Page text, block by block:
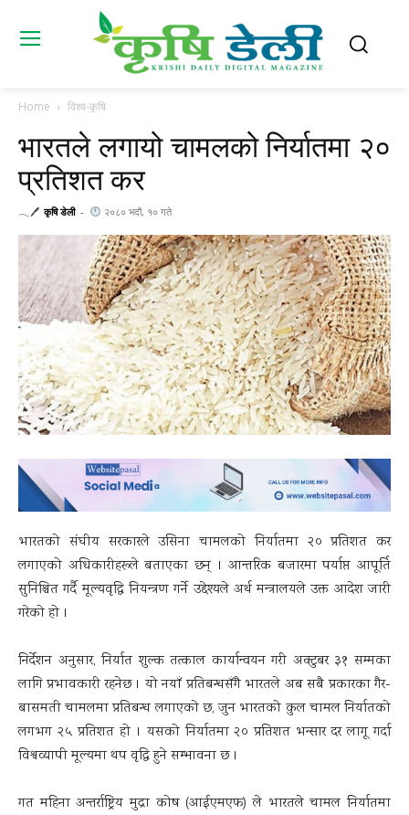
Home विश्व-कृषि
भारतले लगायो चामलको निर्यातमा २०
प्रतिशत कर
𓂃🖊 कृषि डेली - २०८० भदौ, १० गते
भारतको संघीय सरकारले उसिना चामलको निर्यातमा २० प्रतिशत कर
लगाएको अधिकारीहरूले बताएका छन् । आन्तरिक बजारमा पर्याप्त आपूर्ति
सुनिश्चित गर्दै मूल्यवृद्धि नियन्त्रण गर्ने उद्देश्यले अर्थ मन्त्रालयले उक्त आदेश जारी
गरेको हो ।
निर्देशन अनुसार, निर्यात शुल्क तत्काल कार्यान्वयन गरी अक्टुबर ३१ सम्मका
लागि प्रभावकारी रहनेछ । यो नयाँ प्रतिबन्धसँगै भारतले अब सबै प्रकारका गैर-
बासमती चामलमा प्रतिबन्ध लगाएको छ, जुन भारतको कुल चामल निर्यातको
लगभग २५ प्रतिशत हो । यसको निर्यातमा २० प्रतिशत भन्सार दर लागू गर्दा
विश्वव्यापी मूल्यमा थप वृद्धि हुने सम्भावना छ ।
गत महिना अन्तर्राष्ट्रिय मुद्रा कोष (आईएमएफ) ले भारतले चामल निर्यातमा